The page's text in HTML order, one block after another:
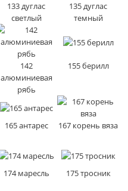
133 дуглас
светлый
135 дуглас
темный
142
алюминиевая
рябь
155 берилл
165 антарес 167 корень вяза
174 маресль 175 тросник